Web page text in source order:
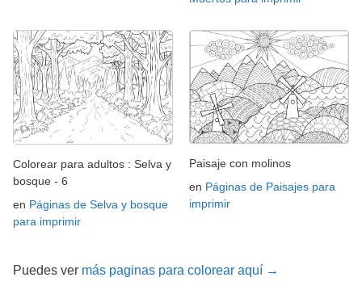
Colorear para adultos : Selva y
bosque - 6
en Páginas de Selva y bosque
para imprimir
Paisaje con molinos
en Páginas de Paisajes para
imprimir
Puedes ver más paginas para colorear aquí →